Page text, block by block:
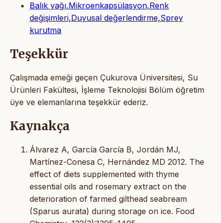
Balık yağı,Mikroenkapsülasyon,Renk
değişimleri,Duyusal değerlendirme,Sprey
kurutma
Teşekkür
Çalışmada emeği geçen Çukurova Üniversitesi, Su
Ürünleri Fakültesi, İşleme Teknolojisi Bölüm öğretim
üye ve elemanlarına teşekkür ederiz.
Kaynakça
Álvarez A, García García B, Jordán MJ,
Martínez-Conesa C, Hernández MD 2012. The
effect of diets supplemented with thyme
essential oils and rosemary extract on the
deterioration of farmed gilthead seabream
(Sparus aurata) during storage on ice. Food